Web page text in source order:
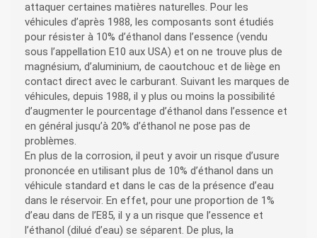
attaquer certaines matières naturelles. Pour les
véhicules d’après 1988, les composants sont étudiés
pour résister à 10% d’éthanol dans l’essence (vendu
sous l’appellation E10 aux USA) et on ne trouve plus de
magnésium, d’aluminium, de caoutchouc et de liège en
contact direct avec le carburant. Suivant les marques de
véhicules, depuis 1988, il y plus ou moins la possibilité
d’augmenter le pourcentage d’éthanol dans l’essence et
en général jusqu’à 20% d’éthanol ne pose pas de
problèmes.
En plus de la corrosion, il peut y avoir un risque d’usure
prononcée en utilisant plus de 10% d’éthanol dans un
véhicule standard et dans le cas de la présence d’eau
dans le réservoir. En effet, pour une proportion de 1%
d’eau dans de l’E85, il y a un risque que l’essence et
l’éthanol (dilué d’eau) se séparent. De plus, la